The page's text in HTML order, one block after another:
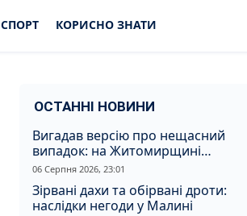
СПОРТ КОРИСНО ЗНАТИ
ОСТАННІ НОВИНИ
Вигадав версію про нещасний
випадок: на Житомирщині
судитимуть чоловіка за вбивство
співмешканки
06 Серпня 2026, 23:01
Зірвані дахи та обірвані дроти:
наслідки негоди у Малині